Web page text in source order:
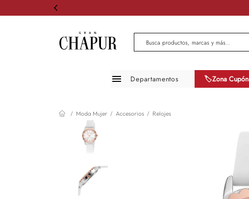
Busca productos, marcas y más...
Departamentos
Moda hombre
🏷️Zona Cupón
Moda Mujer Accesorios Relojes